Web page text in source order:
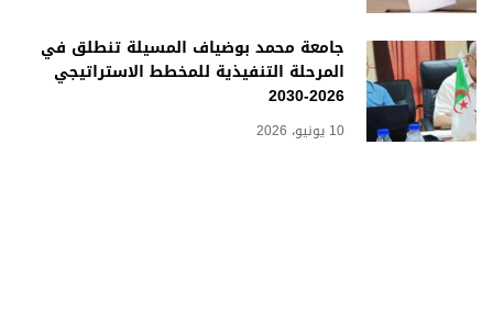
جامعة محمد بوضياف المسيلة تنطلق في
المرحلة التنفيذية للمخطط الاستراتيجي
2026-2030
10 يونيو، 2026